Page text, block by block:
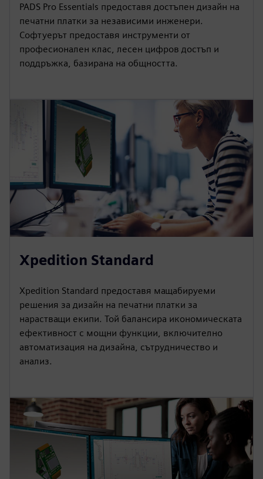
PADS Pro Essentials предоставя достъпен дизайн на
печатни платки за независими инженери.
Софтуерът предоставя инструменти от
професионален клас, лесен цифров достъп и
поддръжка, базирана на общността.
Xpedition Standard
Xpedition Standard предоставя мащабируеми
решения за дизайн на печатни платки за
нарастващи екипи. Той балансира икономическата
ефективност с мощни функции, включително
автоматизация на дизайна, сътрудничество и
анализ.